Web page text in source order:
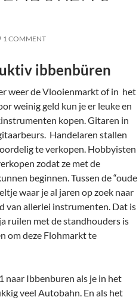
1 COMMENT
ibbenbüren
weer de Vlooienmarkt of in het
weinig geld kun je er leuke en
kopen. Gitaren in
Handelaren stallen
te verkopen. Hobbyisten
zodat ze met de
beginnen. Tussen de “oude
waar je al jaren op zoek naar
van allerlei instrumenten. Dat is
ruilen met de standhouders is
om deze Flohmarkt te
naar Ibbenburen als je in het
veel Autobahn. En als het